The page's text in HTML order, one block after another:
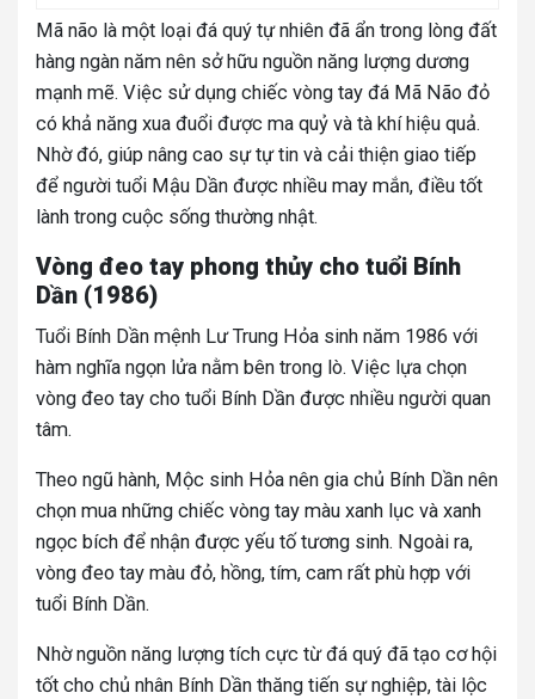
Mã não là một loại đá quý tự nhiên đã ẩn trong lòng đất
hàng ngàn năm nên sở hữu nguồn năng lượng dương
mạnh mẽ. Việc sử dụng chiếc vòng tay đá Mã Não đỏ
có khả năng xua đuổi được ma quỷ và tà khí hiệu quả.
Nhờ đó, giúp nâng cao sự tự tin và cải thiện giao tiếp
để người tuổi Mậu Dần được nhiều may mắn, điều tốt
lành trong cuộc sống thường nhật.
Vòng đeo tay phong thủy cho tuổi Bính
Dần (1986)
Tuổi Bính Dần mệnh Lư Trung Hỏa sinh năm 1986 với
hàm nghĩa ngọn lửa nằm bên trong lò. Việc lựa chọn
vòng đeo tay cho tuổi Bính Dần được nhiều người quan
tâm.
Theo ngũ hành, Mộc sinh Hỏa nên gia chủ Bính Dần nên
chọn mua những chiếc vòng tay màu xanh lục và xanh
ngọc bích để nhận được yếu tố tương sinh. Ngoài ra,
vòng đeo tay màu đỏ, hồng, tím, cam rất phù hợp với
tuổi Bính Dần.
Nhờ nguồn năng lượng tích cực từ đá quý đã tạo cơ hội
tốt cho chủ nhân Bính Dần thăng tiến sự nghiệp, tài lộc